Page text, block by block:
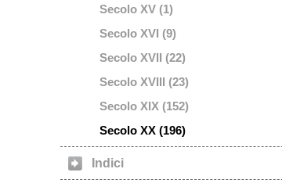
Secolo XV (1)
Secolo XVI (9)
Secolo XVII (22)
Secolo XVIII (23)
Secolo XIX (152)
Secolo XX (196)
Indici